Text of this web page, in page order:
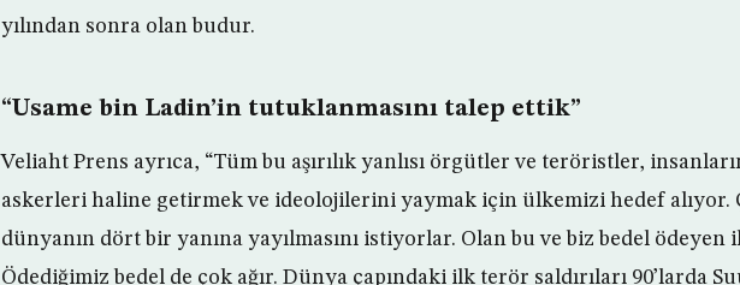
yılından sonra olan budur.
“Usame bin Ladin’in tutuklanmasını talep ettik”
Veliaht Prens ayrıca, “Tüm bu aşırılık yanlısı örgütler ve teröristler,
askerleri haline getirmek ve ideolojilerini yaymak için ülkemizi hedef alıyor.
dünyanın dört bir yanına yayılmasını istiyorlar. Olan bu ve biz bedel ödeyen
Ödediğimiz bedel de çok ağır. Dünya çapındaki ilk terör saldırıları 90’larda